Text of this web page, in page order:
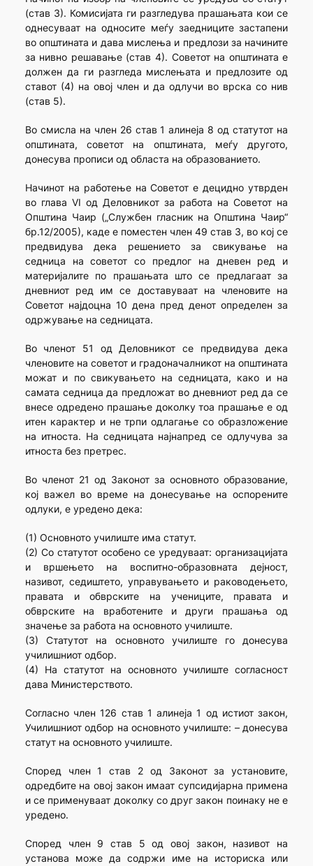
(став 3). Комисијата ги разгледува прашањата кои се
однесуваат на односите меѓу заедниците застапени
во општината и дава мислења и предлози за начините
за нивно решавање (став 4). Советот на општината е
должен да ги разгледа мислењата и предлозите од
ставот (4) на овој член и да одлучи во врска со нив
(став 5).
Во смисла на член 26 став 1 алинеја 8 од статутот на
општината, советот на општината, меѓу другото,
донесува прописи од областа на образованието.
Начинот на работење на Советот е децидно утврден
во глава VI од Деловникот за работа на Советот на
Општина Чаир („Службен гласник на Општина Чаир“
бр.12/2005), каде е поместен член 49 став 3, во кој се
предвидува дека решението за свикување на
седница на советот со предлог на дневен ред и
материјалите по прашањата што се предлагаат за
дневниот ред им се доставуваат на членовите на
Советот најдоцна 10 дена пред денот определен за
одржување на седницата.
Во членот 51 од Деловникот се предвидува дека
членовите на советот и градоначалникот на општината
можат и по свикувањето на седницата, како и на
самата седница да предложат во дневниот ред да се
внесе одредено прашање доколку тоа прашање е од
итен карактер и не трпи одлагање со образложение
на итноста. На седницата најнапред се одлучува за
итноста без претрес.
Во членот 21 од Законот за основното образование,
кој важел во време на донесување на оспорените
одлуки, е уредено дека:
(1) Основното училиште има статут.
(2) Со статутот особено се уредуваат: организацијата
и вршењето на воспитно-образовната дејност,
називот, седиштето, управувањето и раководењето,
правата и обврските на учениците, правата и
обврските на вработените и други прашања од
значење за работа на основното училиште.
(3) Статутот на основното училиште го донесува
училишниот одбор.
(4) На статутот на основното училиште согласност
дава Министерството.
Согласно член 126 став 1 алинеја 1 од истиот закон,
Училишниот одбор на основното училиште: – донесува
статут на основното училиште.
Според член 1 став 2 од Законот за установите,
одредбите на овој закон имаат супсидијарна примена
и се применуваат доколку со друг закон поинаку не е
уредено.
Според член 9 став 5 од овој закон, називот на
установа може да содржи име на историска или